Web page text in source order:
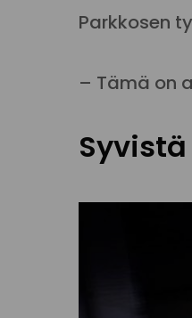
Parkkosen
– Tämä on